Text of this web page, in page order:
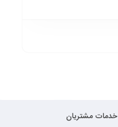
خدمات مشتریان